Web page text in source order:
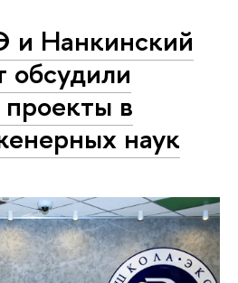
Нанкинский
обсудили
в
наук